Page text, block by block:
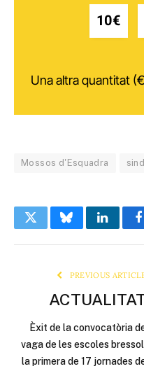
10€
Una altra quantitat
Mossos d'Esquadra
TwitterBluesky
PREVIOUS
Èxit de la convocatòria
vaga de les escoles
la primera de 17 jornades